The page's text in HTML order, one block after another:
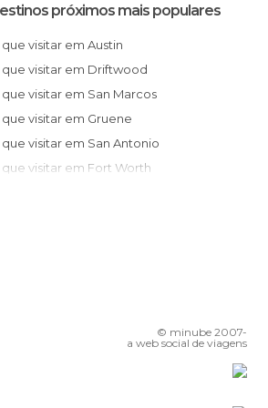
próximos mais populares
O que visitar em Austin
O que visitar em Driftwood
O que visitar em San Marcos
O que visitar em Gruene
O que visitar em San Antonio
O que visitar em Fort Worth
© minube 2007-
a web social de viagens